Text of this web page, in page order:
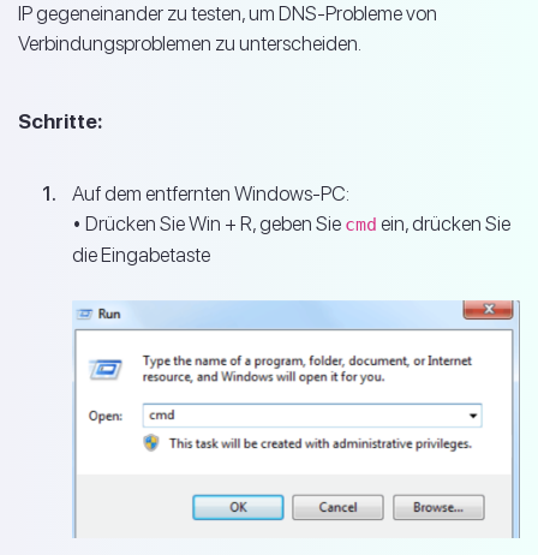
IP gegeneinander zu testen, um DNS-Probleme von
Verbindungsproblemen zu unterscheiden.
Schritte:
Auf dem entfernten Windows-PC:
• Drücken Sie Win + R, geben Sie cmd ein, drücken Sie
die Eingabetaste